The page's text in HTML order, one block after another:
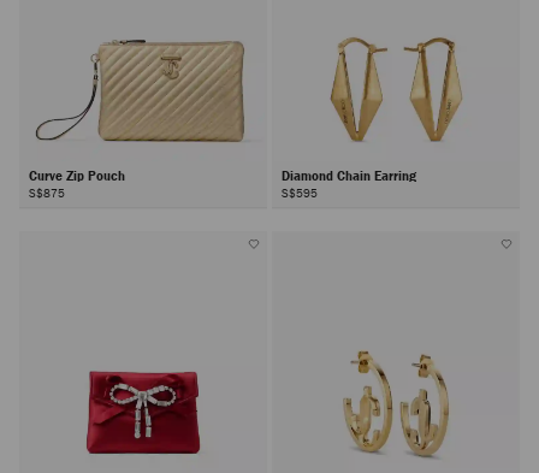
Curve Zip Pouch
S$875
Diamond Chain Earring
S$595